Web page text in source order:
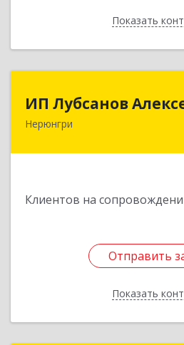
ПоказатьНазад
ИП Лубсанов
Нерюнгри
Клиентов на
Отправить
Показать
ИП Лубсанов
675002, Амурская область,
Отправить
Назад